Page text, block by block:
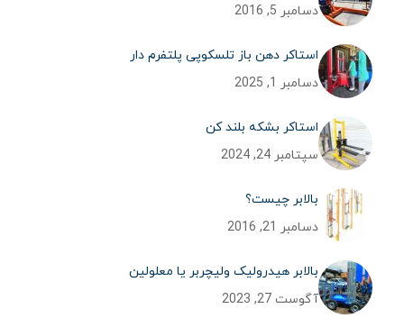
دسامبر 5, 2016
استاکر دهن باز تلسکوپی پلتفرم دار
دسامبر 1, 2025
استاکر بشکه بلند کن
سپتامبر 24, 2024
بالابر چیست؟
دسامبر 21, 2016
بالابر هیدرولیک ولیچربر یا معلولین
آگوست 27, 2023